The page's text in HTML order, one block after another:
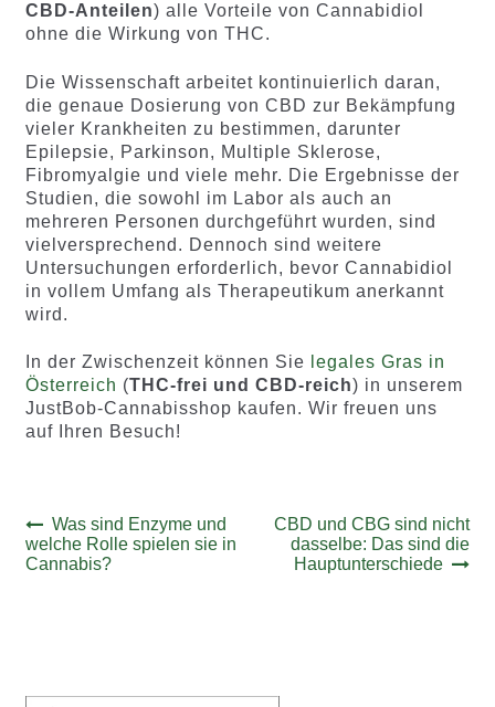
CBD-Anteilen) alle Vorteile von Cannabidiol
ohne die Wirkung von THC.
Die Wissenschaft arbeitet kontinuierlich daran,
die genaue Dosierung von CBD zur Bekämpfung
vieler Krankheiten zu bestimmen, darunter
Epilepsie, Parkinson, Multiple Sklerose,
Fibromyalgie und viele mehr. Die Ergebnisse der
Studien, die sowohl im Labor als auch an
mehreren Personen durchgeführt wurden, sind
vielversprechend. Dennoch sind weitere
Untersuchungen erforderlich, bevor Cannabidiol
in vollem Umfang als Therapeutikum anerkannt
wird.
In der Zwischenzeit können Sie
legales Gras in
Österreich (THC-frei und CBD-reich) in unserem
JustBob-Cannabisshop kaufen. Wir freuen uns
auf Ihren Besuch!
Beitrags-
Navigation
Vorheriger
Beitrag:
Was sind Enzyme und
welche Rolle spielen sie in
Cannabis?
Nächster
Beitrag:
CBD und CBG sind nicht
dasselbe: Das sind die
Hauptunterschiede